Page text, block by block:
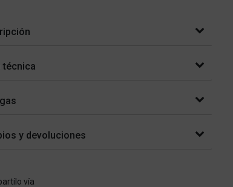
técnica
y devoluciones
vía